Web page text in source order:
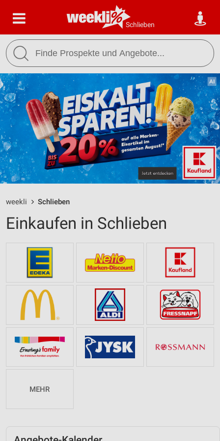
Schlieben
weekli Schlieben
Einkaufen in Schlieben
MEHR